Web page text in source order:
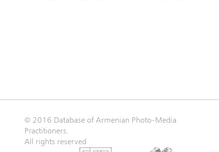
© 2016 Database of Armenian Photo-Media
Practitioners.
All rights reserved